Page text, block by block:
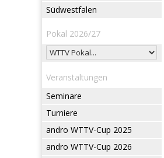
Südwestfalen
Pokal 2026/27
Veranstaltungen
Seminare
Turniere
andro WTTV-Cup 2025
andro WTTV-Cup 2026